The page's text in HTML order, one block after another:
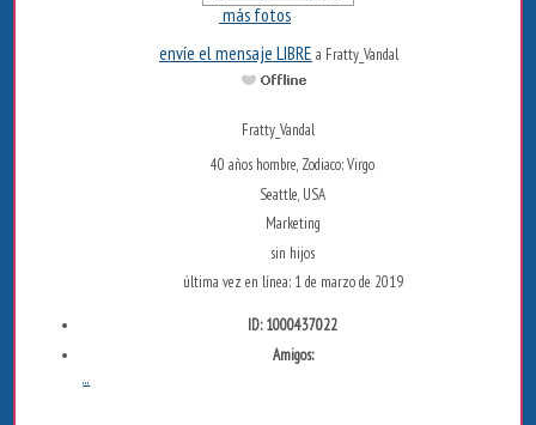
más fotos
envíe el mensaje LIBRE a Fratty_Vandal
Fratty_Vandal
40 años hombre, Zodiaco: Virgo
Seattle, USA
Marketing
sin hijos
última vez en línea: 1 de marzo de 2019
ID: 1000437022
Amigos:
...